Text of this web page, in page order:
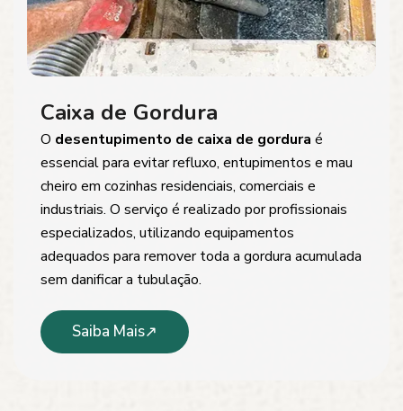
Caixa de Gordura
O desentupimento de caixa de gordura é
essencial para evitar refluxo, entupimentos e mau
cheiro em cozinhas residenciais, comerciais e
industriais. O serviço é realizado por profissionais
especializados, utilizando equipamentos
adequados para remover toda a gordura acumulada
sem danificar a tubulação.
Saiba Mais